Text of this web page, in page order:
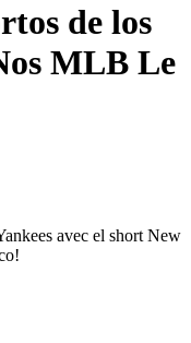
de los
MLB Le
avec el short New